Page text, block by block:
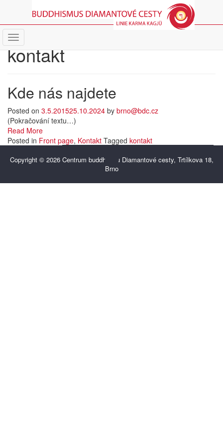
kontakt
Kde nás najdete
Posted on 3.5.201525.10.2024 by brno@bdc.cz
(Pokračování textu…)
Read More
Posted in Front page, Kontakt Tagged kontakt
Copyright © 2026 Centrum buddhismu Diamantové cesty, Trtílkova 18,
Brno